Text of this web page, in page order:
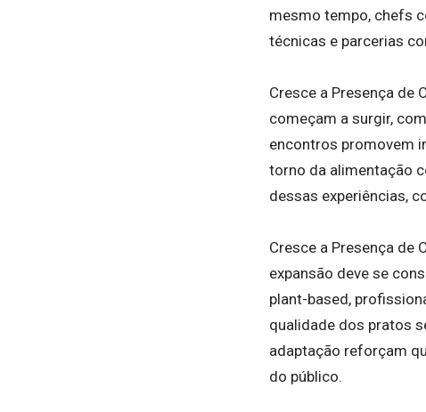
mesmo tempo, chefs
técnicas e parcerias
Cresce a Presença de
começam a surgir,
encontros promovem
torno da alimentação
dessas experiências,
Cresce a Presença de
expansão deve se
plant-based,
qualidade dos pratos
adaptação reforçam
do público.